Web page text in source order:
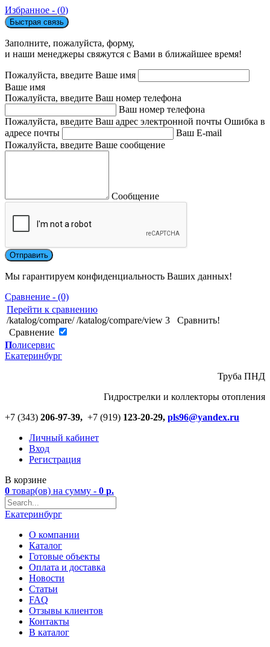
Избранное - (0)
Быстрая связь
Заполните, пожалуйста, форму,
и наши менеджеры свяжутся с Вами в ближайшее время!
Пожалуйста, введите Ваше имя
Ваше имя
Пожалуйста, введите Ваш номер телефона
Ваш номер телефона
Пожалуйста, введите Ваш адрес электронной почты Ошибка в
адресе почты
Ваш E-mail
Пожалуйста, введите Ваше сообщение
Сообщение
Мы гарантируем конфиденциальность Ваших данных!
Сравнение - (0)
Перейти к сравнению
/katalog/compare/ /katalog/compare/view 3
Сравнить!
Cравнение
Полисервис
Екатеринбург
Труба ПНД
Гидрострелки и коллекторы отопления
+7 (343) 206-97-39, +7 (919) 123-20-29, pls96@yandex.ru
Личный кабинет
Вход
Регистрация
В корзине
0 товар(ов) на сумму - 0 р.
Екатеринбург
О компании
Каталог
Готовые объекты
Оплата и доставка
Новости
Статьи
FAQ
Отзывы клиентов
Контакты
В каталог